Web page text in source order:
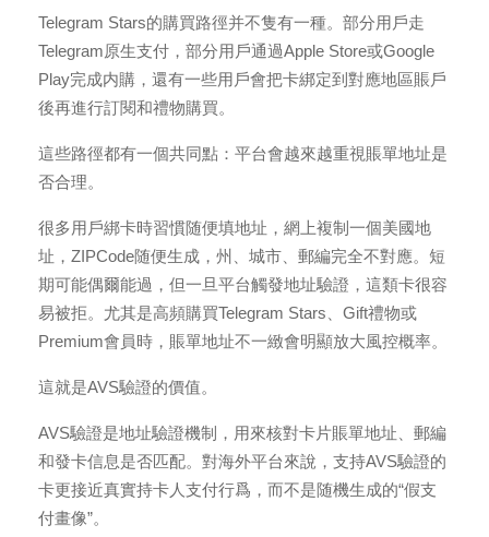
Telegram Stars的購買路徑并不隻有一種。部分用戶走
Telegram原生支付，部分用戶通過Apple Store或Google
Play完成内購，還有一些用戶會把卡綁定到對應地區賬戶
後再進行訂閱和禮物購買。
這些路徑都有一個共同點：平台會越來越重視賬單地址是
否合理。
很多用戶綁卡時習慣随便填地址，網上複制一個美國地
址，ZIPCode随便生成，州、城市、郵編完全不對應。短
期可能偶爾能過，但一旦平台觸發地址驗證，這類卡很容
易被拒。尤其是高頻購買Telegram Stars、Gift禮物或
Premium會員時，賬單地址不一緻會明顯放大風控概率。
這就是AVS驗證的價值。
AVS驗證是地址驗證機制，用來核對卡片賬單地址、郵編
和發卡信息是否匹配。對海外平台來說，支持AVS驗證的
卡更接近真實持卡人支付行爲，而不是随機生成的“假支
付畫像”。